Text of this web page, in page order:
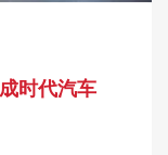
时代汽车